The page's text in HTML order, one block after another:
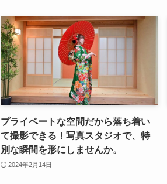
プライベートな空間だから落ち着い
て撮影できる！写真スタジオで、特
別な瞬間を形にしませんか。
2024年2月14日